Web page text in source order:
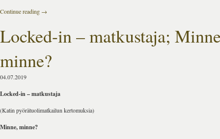
Continue reading →
Locked-in – matkustaja;
minne?
04.07.2019
Locked-in – matkustaja
(Katin pyörätuolimatkailun kertomuksia)
Minne, minne?